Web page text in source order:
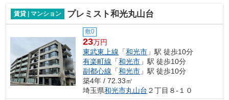
賃貸 | マンション プレミスト和光丸山台
敷0
23万円
東武東上線 「和光市 」駅 徒歩10分
有楽町線 「和光市 」駅 徒歩10分
副都心線 「和光市 」駅 徒歩10分
築4年 / 72.33㎡
埼玉県和光市丸山台 ２丁目８-１０